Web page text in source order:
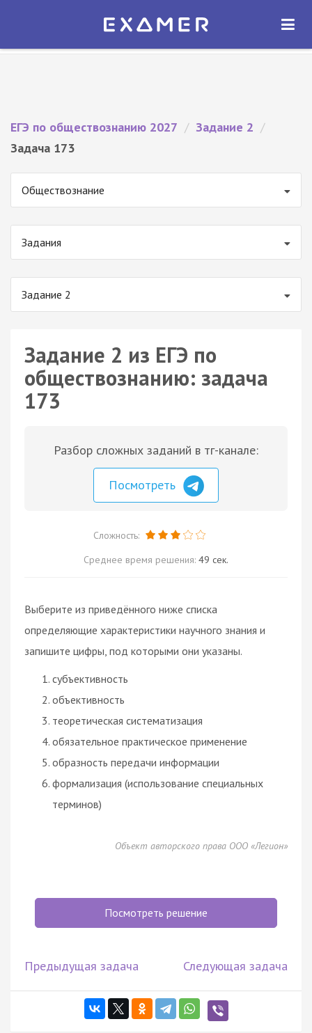
Экзамер — ЕГЭ 2027
ОТКРЫТЬ
ЕГЭ по обществознанию 2027 / Задание 2 /
Задача 173
Обществознание
Задания
Задание 2
Задание 2 из ЕГЭ по
обществознанию: задача
173
Разбор сложных заданий в тг-канале:
Посмотреть
Сложность:
Среднее время решения: 49 сек.
Выберите из приведённого ниже списка
определяющие характеристики научного знания и
запишите цифры, под которыми они указаны.
субъективность
объективность
теоретическая систематизация
обязательное практическое применение
образность передачи информации
формализация (использование специальных
терминов)
Объект авторского права ООО «Легион»
Посмотреть решение
Предыдущая задача Следующая задача